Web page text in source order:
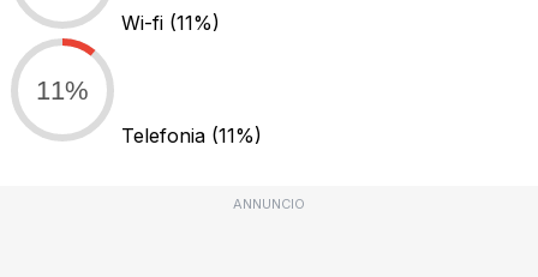
Wi-fi (11%)
11%
Telefonia (11%)
ANNUNCIO